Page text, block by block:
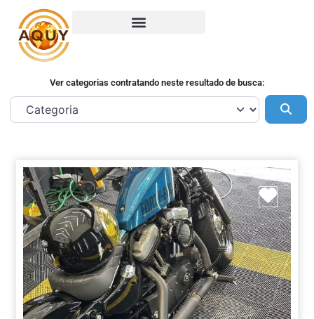
Ver categorias contratando neste resultado de busca: